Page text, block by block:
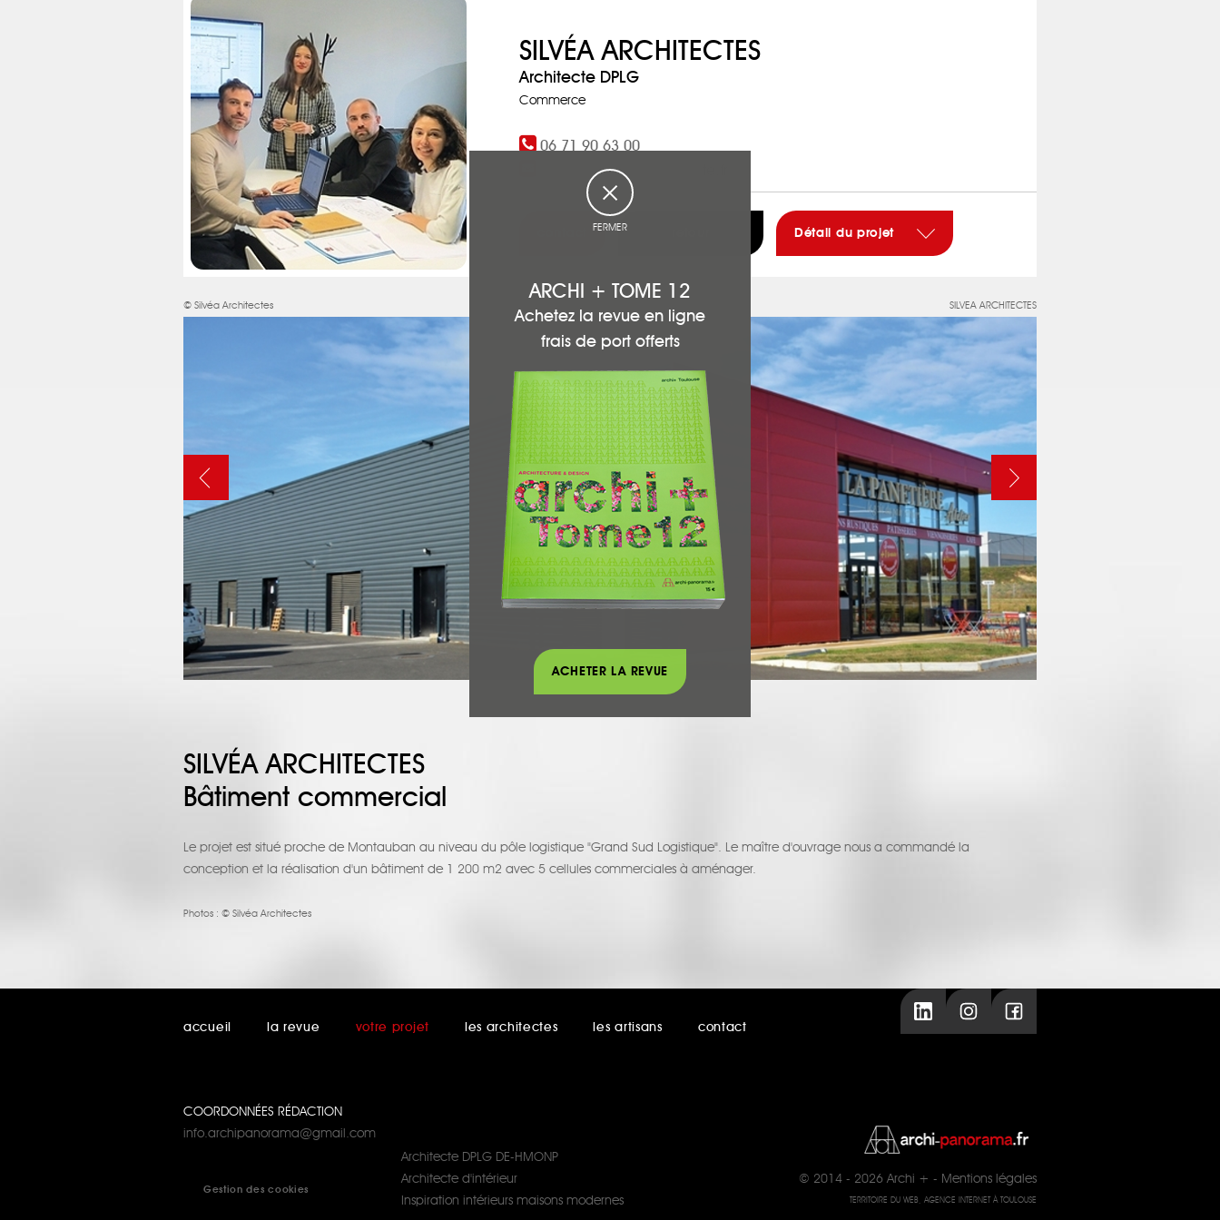
SILVÉA ARCHITECTES
Architecte DPLG
Commerce
06 71 90 63 00
contact@silvea-architecte.fr
Détail du projet
© Silvéa Architectes SILVEA ARCHITECTES
SILVÉA ARCHITECTES
Bâtiment commercial
Le projet est situé proche de Montauban au niveau du pôle logistique "Grand Sud Logistique". Le maître d'ouvrage nous a commandé la
conception et la réalisation d'un bâtiment de 1 200 m2 avec 5 cellules commerciales à aménager.
Photos : © Silvéa Architectes
accueil la revue votre projet les architectes les artisans contact
COORDONNÉES RÉDACTION
info.archipanorama@gmail.com
Gestion des cookies
Architecte DPLG DE-HMONP
Architecte d'intérieur
Inspiration intérieurs maisons modernes
© 2014 - 2026 Archi + - Mentions légales
TERRITOIRE DU WEB, AGENCE INTERNET À TOULOUSE
FERMER
ARCHI + TOME 12
Achetez la revue en ligne
frais de port offerts
ACHETER LA REVUE